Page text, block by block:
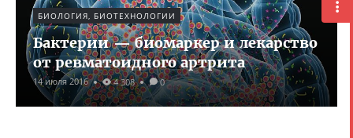
БИОЛОГИЯ, БИОТЕХНОЛОГИИ
Бактерии — биомаркер и лекарство
от ревматоидного артрита
14 июля 2016 4 308 0